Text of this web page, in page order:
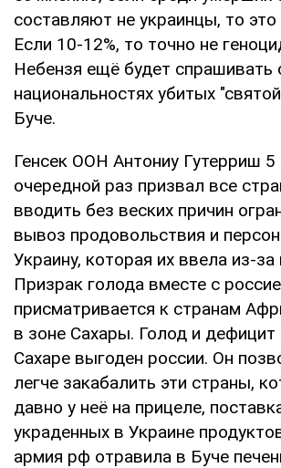
составляют не украинцы, то это
Если 10-12%, то точно не
Небензя ещё будет спрашивать
национальностях убитых
Буче.
Генсек ООН Антониу Гутерриш 5
очередной раз призвал все
вводить без веских причин
вывоз продовольствия и
Украину, которая их ввела из-
Призрак голода вместе с
присматривается к странам
в зоне Сахары. Голод и дефицит
Сахаре выгоден россии. Он
легче закабалить эти страны,
давно у неё на прицеле,
украденных в Украине
армия рф отравила в Буче